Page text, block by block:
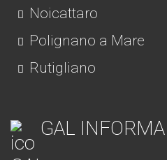
Noicattaro
Polignano a Mare
Rutigliano
GAL INFORMA